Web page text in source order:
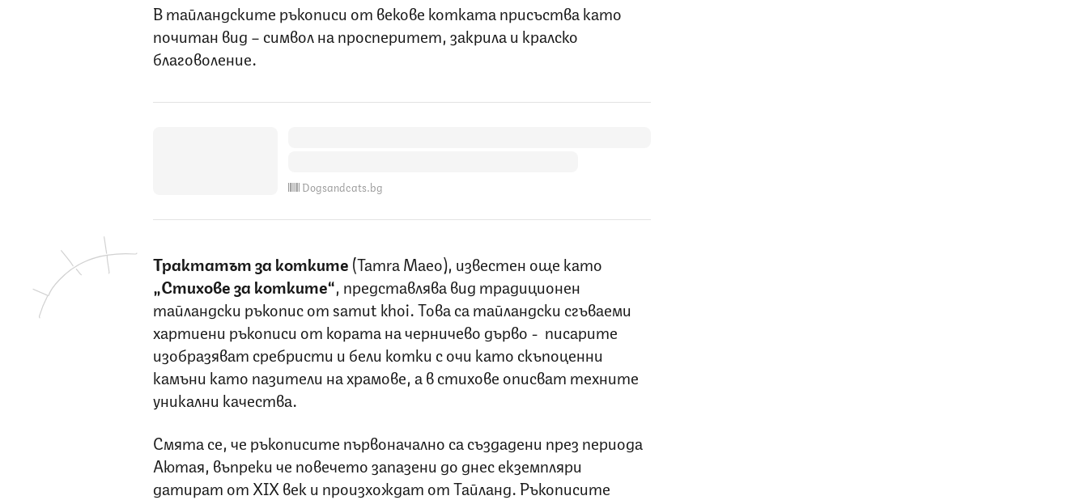
В тайландските ръкописи от векове котката присъства като
почитан вид – символ на просперитет, закрила и кралско
благоволение.
Dogsandcats.bg
Трактатът за котките (Tamra Maeo), известен още като
„Стихове за котките“, представлява вид традиционен
тайландски ръкопис от samut khoi. Това са тайландски сгъваеми
хартиени ръкописи от кората на черничево дърво - писарите
изобразяват сребристи и бели котки с очи като скъпоценни
камъни като пазители на храмове, а в стихове описват техните
уникални качества.
Смята се, че ръкописите първоначално са създадени през периода
Аютая, въпреки че повечето запазени до днес екземпляри
датират от XIX век и произхождат от Тайланд. Ръкописите